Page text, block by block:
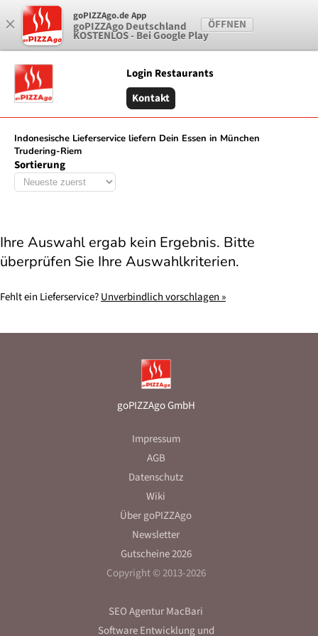
× goPIZZAgo.de App
goPIZZAgo Deutschland
KOSTENLOS - Bei Google Play
ÖFFNEN
Login Restaurants
Kontakt
0 Artikel vorhanden
Indonesische Lieferservice liefern Dein Essen in München
Trudering-Riem
Sortierung
Ihre Auswahl ergab kein Ergebnis. Bitte
überprüfen Sie Ihre Auswahlkriterien.
Fehlt ein Lieferservice?Unverbindlich vorschlagen »
goPIZZAgo GmbH
Impressum
AGB
Datenschutz
Wiki
Über goPIZZAgo
Newsletter
Gutscheine 2026
Copyright © 2013-2026
SEO Agentur MacBari
Software Entwicklungund